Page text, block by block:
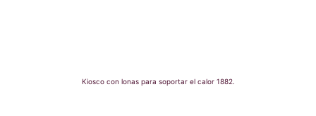
Kiosco con lonas para soportar el calor 1882.